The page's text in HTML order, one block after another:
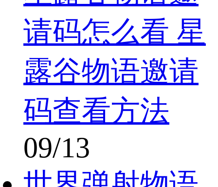
请码怎么看 星
露谷物语邀请
码查看方法
09/13